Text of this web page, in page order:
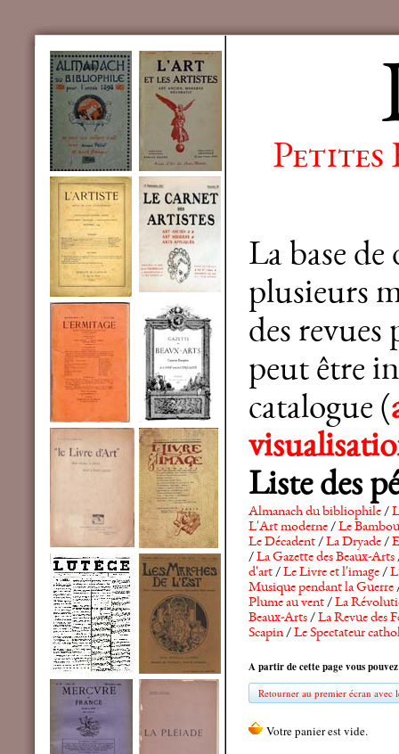
Petites
La base
plusieurs
des revues
peut être
catalogue (
Liste des
Almanach du bibliophile/
L'Art moderne/Le Bambou
Le Décadent/La Dryade/
/La Gazette des Beaux-Arts
d'art/Le Livre et l'image/
Musique pendant la Guerre
Plume au vent/La
Beaux-Arts/La Revue des
Scapin/Le Spectateur
A partir de cette page vous
Retourner au premier écran avec